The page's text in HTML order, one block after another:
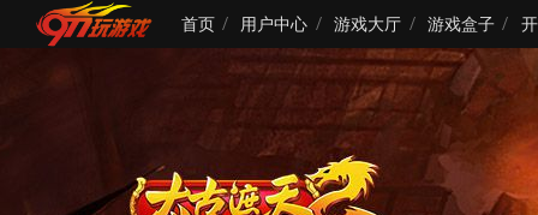
首页 用户中心 游戏大厅 游戏盒子